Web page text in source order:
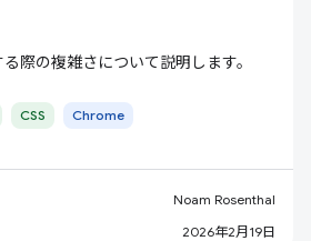
際の複雑さについて説明します。
CSS Chrome
Noam Rosenthal
2026年2月19日